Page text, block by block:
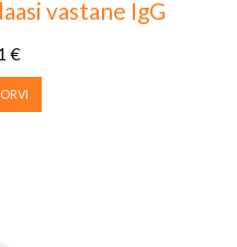
vastane IgG
€